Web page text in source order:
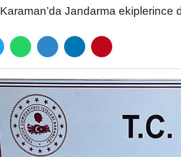
Karaman’da Jandarma